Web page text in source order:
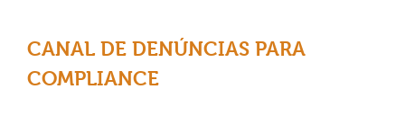
CANAL DE DENÚNCIAS PARA
COMPLIANCE